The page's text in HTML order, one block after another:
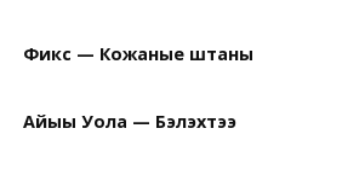
Фикс — Кожаные штаны
Айыы Уола — Бэлэхтээ